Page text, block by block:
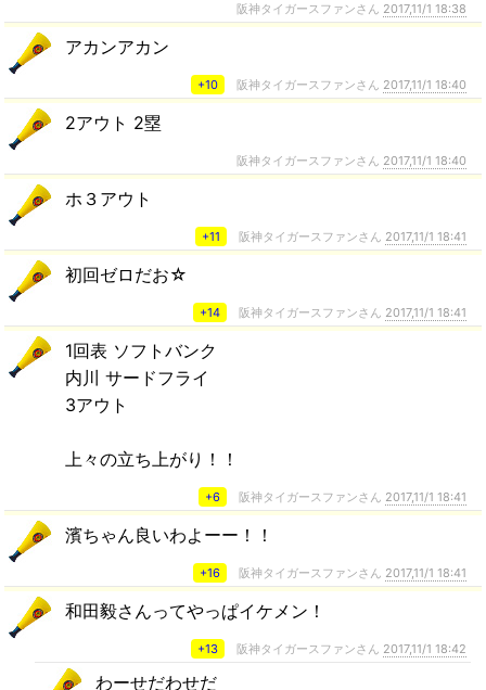
阪神タイガースファンさん 2017,11/1 18:38
アカンアカン
+10 阪神タイガースファンさん 2017,11/1 18:40
2アウト 2塁
阪神タイガースファンさん 2017,11/1 18:40
ホ３アウト
+11 阪神タイガースファンさん 2017,11/1 18:41
初回ゼロだお☆
+14 阪神タイガースファンさん 2017,11/1 18:41
1回表 ソフトバンク
内川 サードフライ
3アウト
上々の立ち上がり！！
+6 阪神タイガースファンさん 2017,11/1 18:41
濱ちゃん良いわよーー！！
+16 阪神タイガースファンさん 2017,11/1 18:41
和田毅さんってやっぱイケメン！
+13 阪神タイガースファンさん 2017,11/1 18:42
わーせだわせだ